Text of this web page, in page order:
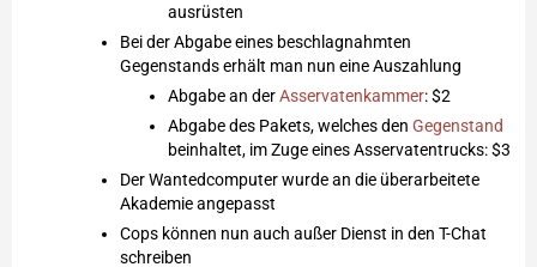
ausrüsten
Bei der Abgabe eines beschlagnahmten
Gegenstands erhält man nun eine Auszahlung
Abgabe an derAsservatenkammer: $2
Abgabe des Pakets, welches den Gegenstand
beinhaltet, im Zuge eines Asservatentrucks: $3
Der Wantedcomputer wurde an die überarbeitete
Akademie angepasst
Cops können nun auch außer Dienst in den T-Chat
schreiben